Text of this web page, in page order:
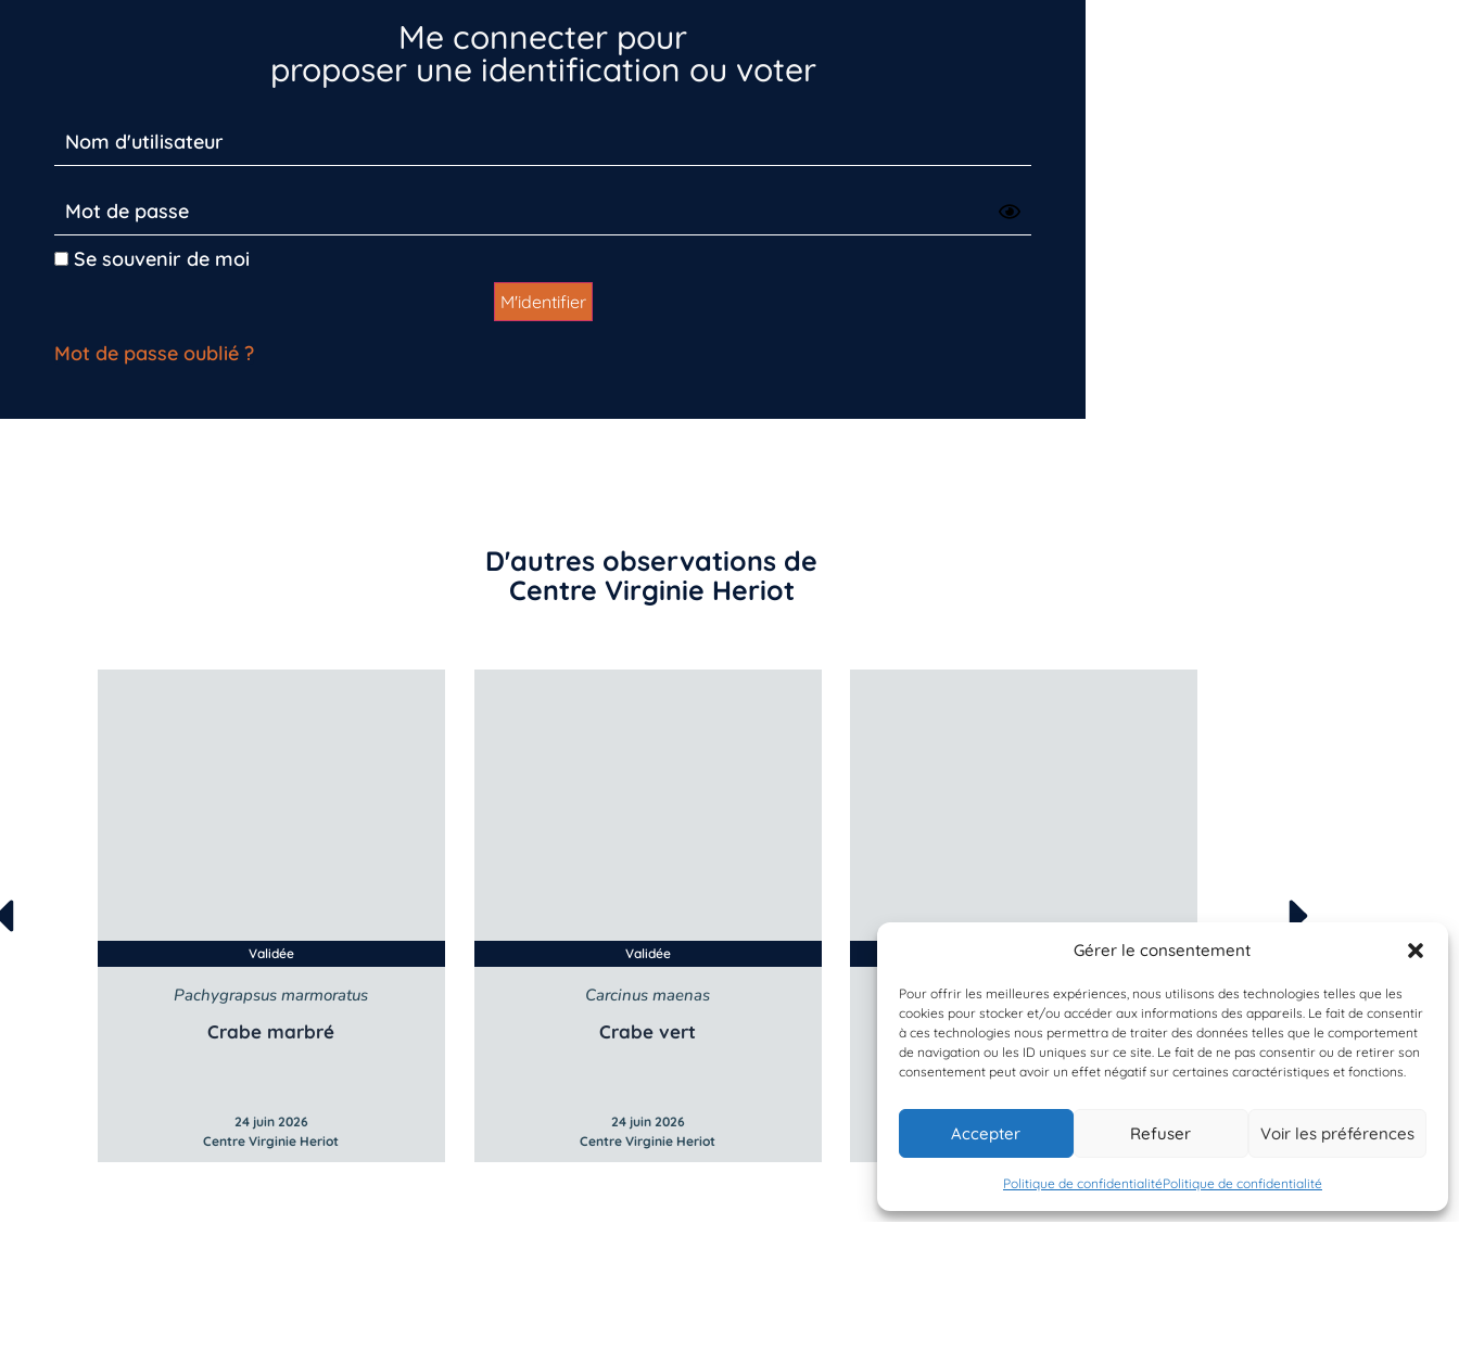
Gérer le consentement
Pour offrir les meilleures expériences, nous utilisons des technologies telles que les
cookies pour stocker et/ou accéder aux informations des appareils. Le fait de consentir
à ces technologies nous permettra de traiter des données telles que le comportement
de navigation ou les ID uniques sur ce site. Le fait de ne pas consentir ou de retirer son
consentement peut avoir un effet négatif sur certaines caractéristiques et fonctions.
Accepter Refuser Voir les préférences
Politique de confidentialitéPolitique de confidentialité
Me connecter pour
proposer une identification ou voter
Se souvenir de moi
Mot de passe oublié ?
D'autres observations de
Centre Virginie Heriot
Validée
Pachygrapsus marmoratus
Crabe marbré
24 juin 2026
Centre Virginie Heriot
Validée
Carcinus maenas
Crabe vert
24 juin 2026
Centre Virginie Heriot
Crangon crangon
Crevette grise européenne
Centre Virginie Heriot
À valider
Phorcus
Monodonte
Centre Virginie